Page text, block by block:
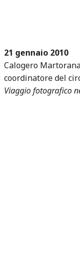
21 gennaio 2010
Calogero
coordinatore del
Viaggio fotografico